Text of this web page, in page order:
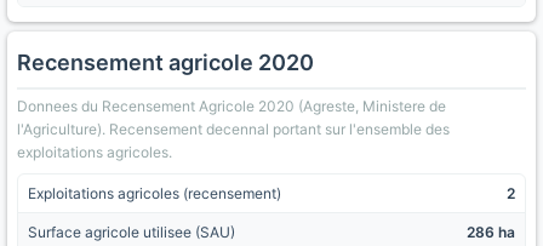
Recensement agricole 2020
Donnees du Recensement Agricole 2020 (Agreste, Ministere de
l'Agriculture). Recensement decennal portant sur l'ensemble des
exploitations agricoles.
Exploitations agricoles (recensement) 2
Surface agricole utilisee (SAU) 286 ha